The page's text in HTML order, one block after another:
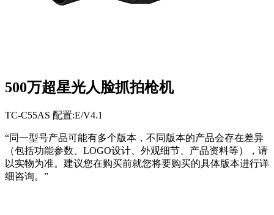
500万超星光人脸抓拍枪机
TC-C55AS 配置:E/V4.1
“同一型号产品可能有多个版本，不同版本的产品会存在差异
（包括功能参数、LOGO设计、外观细节、产品资料等），请
以实物为准。建议您在购买前就您将要购买的具体版本进行详
细咨询。”